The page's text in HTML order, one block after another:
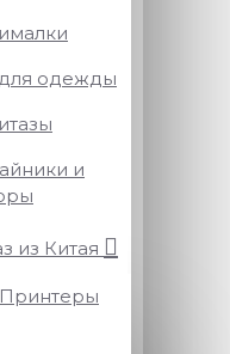
одежды
и
из Китая